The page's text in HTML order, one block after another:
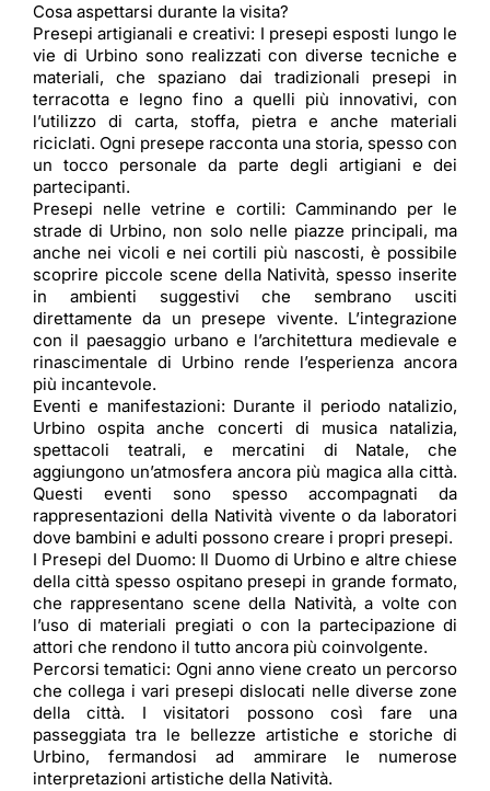
Cosa aspettarsi durante la visita?
Presepi artigianali e creativi: I presepi esposti lungo le
vie di Urbino sono realizzati con diverse tecniche e
materiali, che spaziano dai tradizionali presepi in
terracotta e legno fino a quelli più innovativi, con
l’utilizzo di carta, stoffa, pietra e anche materiali
riciclati. Ogni presepe racconta una storia, spesso con
un tocco personale da parte degli artigiani e dei
partecipanti.
Presepi nelle vetrine e cortili: Camminando per le
strade di Urbino, non solo nelle piazze principali, ma
anche nei vicoli e nei cortili più nascosti, è possibile
scoprire piccole scene della Natività, spesso inserite
in ambienti suggestivi che sembrano usciti
direttamente da un presepe vivente. L’integrazione
con il paesaggio urbano e l’architettura medievale e
rinascimentale di Urbino rende l’esperienza ancora
più incantevole.
Eventi e manifestazioni: Durante il periodo natalizio,
Urbino ospita anche concerti di musica natalizia,
spettacoli teatrali, e mercatini di Natale, che
aggiungono un’atmosfera ancora più magica alla città.
Questi eventi sono spesso accompagnati da
rappresentazioni della Natività vivente o da laboratori
dove bambini e adulti possono creare i propri presepi.
I Presepi del Duomo: Il Duomo di Urbino e altre chiese
della città spesso ospitano presepi in grande formato,
che rappresentano scene della Natività, a volte con
l’uso di materiali pregiati o con la partecipazione di
attori che rendono il tutto ancora più coinvolgente.
Percorsi tematici: Ogni anno viene creato un percorso
che collega i vari presepi dislocati nelle diverse zone
della città. I visitatori possono così fare una
passeggiata tra le bellezze artistiche e storiche di
Urbino, fermandosi ad ammirare le numerose
interpretazioni artistiche della Natività.